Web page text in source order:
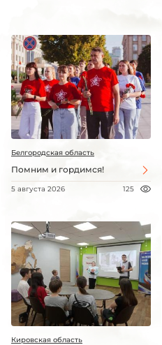
Белгородская область
Помним и гордимся!
5 августа 2026 125
Кировская область